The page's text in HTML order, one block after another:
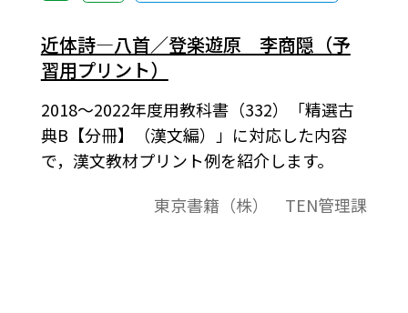
近体詩―八首／登楽遊原 李商隠（予
習用プリント）
2018～2022年度用教科書（332）「精選古
典B【分冊】（漢文編）」に対応した内容
で，漢文教材プリント例を紹介します。
東京書籍（株） TEN管理課